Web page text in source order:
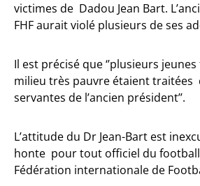
victimes de Dadou Jean Bart.
FHF aurait violé plusieurs de ses
Il est précisé que ‘’plusieurs
milieu très pauvre étaient traitées
servantes de l’ancien président’’.
L’attitude du Dr Jean-Bart est
honte pour tout officiel du
Fédération internationale de